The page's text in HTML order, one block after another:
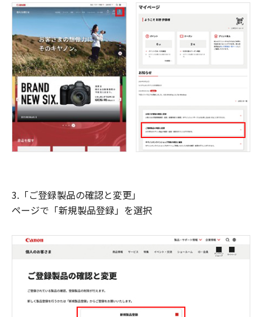
3.「ご登録製品の確認と変更」
ページで「新規製品登録」を選択